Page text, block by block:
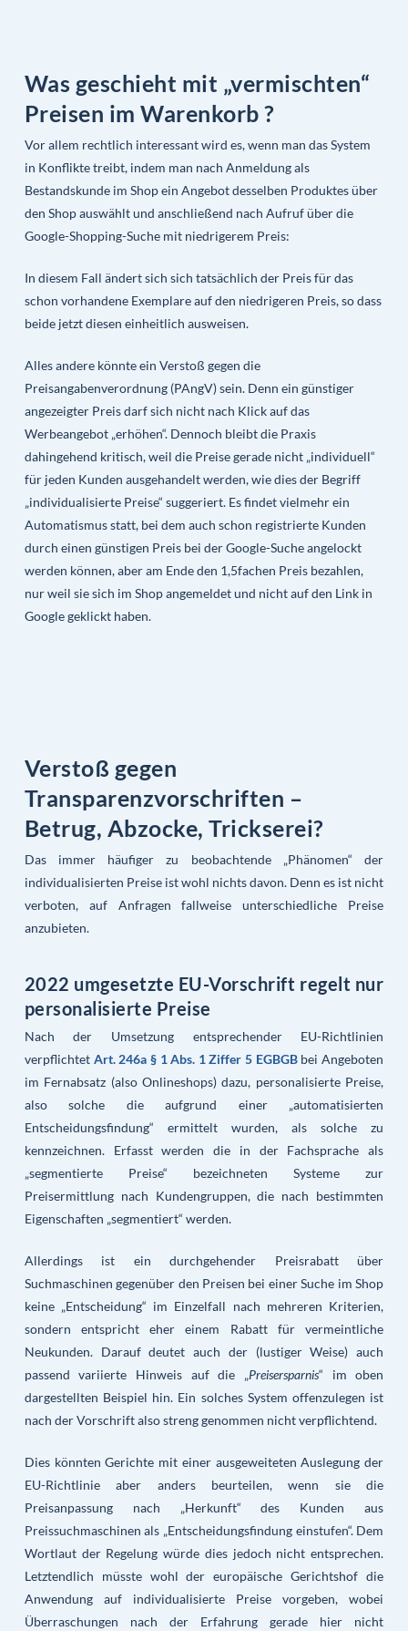
Was geschieht mit „vermischten“
Preisen im Warenkorb ?
Vor allem rechtlich interessant wird es, wenn man das System
in Konflikte treibt, indem man nach Anmeldung als
Bestandskunde im Shop ein Angebot desselben Produktes über
den Shop auswählt und anschließend nach Aufruf über die
Google-Shopping-Suche mit niedrigerem Preis:
In diesem Fall ändert sich sich tatsächlich der Preis für das
schon vorhandene Exemplare auf den niedrigeren Preis, so dass
beide jetzt diesen einheitlich ausweisen.
Alles andere könnte ein Verstoß gegen die
Preisangabenverordnung (PAngV) sein. Denn ein günstiger
angezeigter Preis darf sich nicht nach Klick auf das
Werbeangebot „erhöhen“. Dennoch bleibt die Praxis
dahingehend kritisch, weil die Preise gerade nicht „individuell“
für jeden Kunden ausgehandelt werden, wie dies der Begriff
„individualisierte Preise“ suggeriert. Es findet vielmehr ein
Automatismus statt, bei dem auch schon registrierte Kunden
durch einen günstigen Preis bei der Google-Suche angelockt
werden können, aber am Ende den 1,5fachen Preis bezahlen,
nur weil sie sich im Shop angemeldet und nicht auf den Link in
Google geklickt haben.
Verstoß gegen
Transparenzvorschriften –
Betrug, Abzocke, Trickserei?
Das immer häufiger zu beobachtende „Phänomen“ der
individualisierten Preise ist wohl nichts davon. Denn es ist nicht
verboten, auf Anfragen fallweise unterschiedliche Preise
anzubieten.
2022 umgesetzte EU-Vorschrift regelt nur
personalisierte Preise
Nach der Umsetzung entsprechender EU-Richtlinien
verpflichtet Art. 246a § 1 Abs. 1 Ziffer 5 EGBGB bei Angeboten
im Fernabsatz (also Onlineshops) dazu, personalisierte Preise,
also solche die aufgrund einer „automatisierten
Entscheidungsfindung“ ermittelt wurden, als solche zu
kennzeichnen. Erfasst werden die in der Fachsprache als
„segmentierte Preise“ bezeichneten Systeme zur
Preisermittlung nach Kundengruppen, die nach bestimmten
Eigenschaften „segmentiert“ werden.
Allerdings ist ein durchgehender Preisrabatt über
Suchmaschinen gegenüber den Preisen bei einer Suche im Shop
keine „Entscheidung“ im Einzelfall nach mehreren Kriterien,
sondern entspricht eher einem Rabatt für vermeintliche
Neukunden. Darauf deutet auch der (lustiger Weise) auch
passend variierte Hinweis auf die „Preisersparnis“ im oben
dargestellten Beispiel hin. Ein solches System offenzulegen ist
nach der Vorschrift also streng genommen nicht verpflichtend.
Dies könnten Gerichte mit einer ausgeweiteten Auslegung der
EU-Richtlinie aber anders beurteilen, wenn sie die
Preisanpassung nach „Herkunft“ des Kunden aus
Preissuchmaschinen als „Entscheidungsfindung einstufen“. Dem
Wortlaut der Regelung würde dies jedoch nicht entsprechen.
Letztendlich müsste wohl der europäische Gerichtshof die
Anwendung auf individualisierte Preise vorgeben, wobei
Überraschungen nach der Erfahrung gerade hier nicht